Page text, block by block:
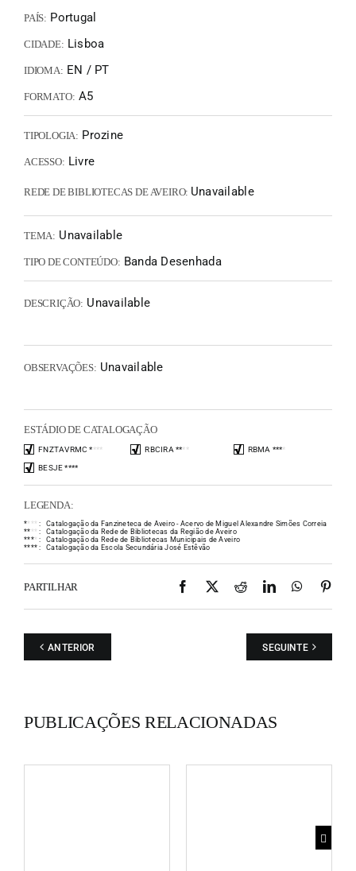
PAÍS: Portugal
CIDADE: Lisboa
IDIOMA: EN / PT
FORMATO: A5
TIPOLOGIA: Prozine
ACESSO: Livre
REDE DE BIBLIOTECAS DE AVEIRO: Unavailable
TEMA: Unavailable
TIPO DE CONTEÚDO: Banda Desenhada
DESCRIÇÃO: Unavailable
OBSERVAÇÕES: Unavailable
ESTÁDIO DE CATALOGAÇÃO
FNZTAVRMC **** RBCIRA **** RBMA ****
BESJE ****
LEGENDA:
** * * :
Catalogação da Fanzineteca de Aveiro - Acervo de Miguel Alexandre Simões Correia
** * * :
Catalogação da Rede de Bibliotecas da Região de Aveiro
**** :
Catalogação da Rede de Bibliotecas Municipais de Aveiro
**** : Catalogação da Escola Secundária José Estêvão
PARTILHAR Facebook
X RedditLinkedIn
ANTERIOR SEGUINTE
PUBLICAÇÕES RELACIONADAS